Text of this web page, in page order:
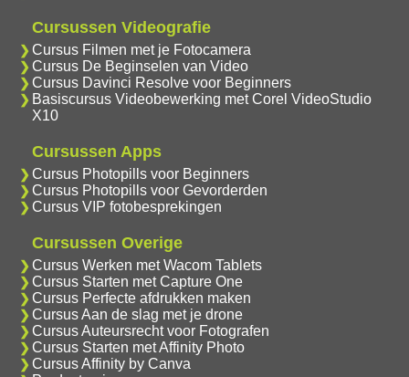
Cursussen Videografie
Cursus Filmen met je Fotocamera
Cursus De Beginselen van Video
Cursus Davinci Resolve voor Beginners
Basiscursus Videobewerking met Corel VideoStudio
X10
Cursussen Apps
Cursus Photopills voor Beginners
Cursus Photopills voor Gevorderden
Cursus VIP fotobesprekingen
Cursussen Overige
Cursus Werken met Wacom Tablets
Cursus Starten met Capture One
Cursus Perfecte afdrukken maken
Cursus Aan de slag met je drone
Cursus Auteursrecht voor Fotografen
Cursus Starten met Affinity Photo
Cursus Affinity by Canva